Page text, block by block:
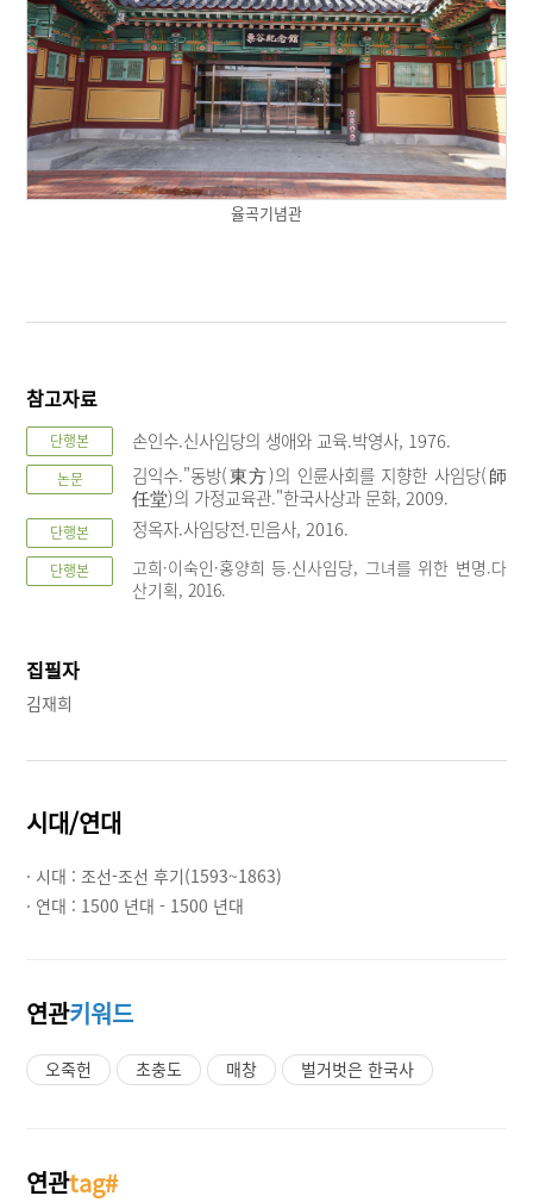
율곡기념관
참고자료
단행본 손인수.신사임당의 생애와 교육.박영사, 1976.
논문
김익수."동방(東方)의 인륜사회를 지향한 사임당(師
任堂)의 가정교육관."한국사상과 문화, 2009.
단행본 정옥자.사임당전.민음사, 2016.
단행본
고희·이숙인·홍양희 등.신사임당, 그녀를 위한 변명.다
산기획, 2016.
집필자
김재희
시대/연대
· 시대 :조선-조선 후기(1593~1863)
· 연대 : 1500 년대 - 1500 년대
연관키워드
오죽헌 초충도 매창 벌거벗은 한국사
연관tag#